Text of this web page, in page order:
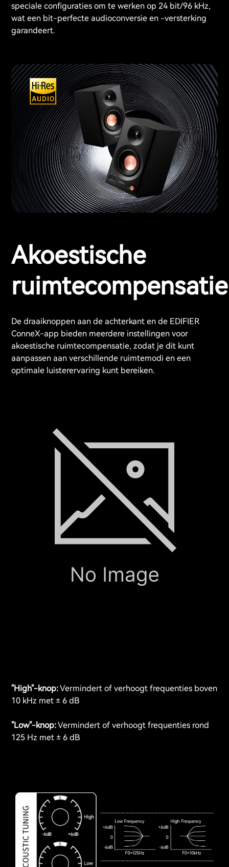
speciale configuraties om te werken op 24 bit/96 kHz,
wat een bit-perfecte audioconversie en -versterking
garandeert.
Akoestische
ruimtecompensatie
De draaiknoppen aan de achterkant en de EDIFIER
ConneX-app bieden meerdere instellingen voor
akoestische ruimtecompensatie, zodat je dit kunt
aanpassen aan verschillende ruimtemodi en een
optimale luisterervaring kunt bereiken.
"High"-knop:Vermindert of verhoogt frequenties boven
10 kHz met ± 6 dB
"Low"-knop:Vermindert of verhoogt frequenties rond
125 Hz met ± 6 dB